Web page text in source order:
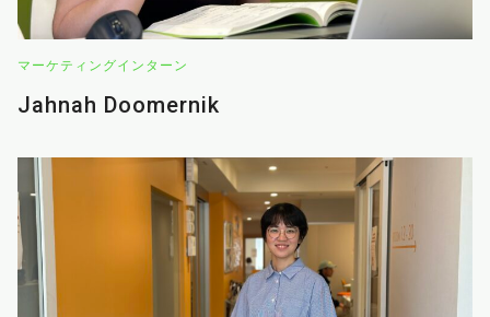
マーケティングインターン
Jahnah Doomernik